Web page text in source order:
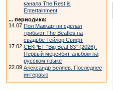
канала The Rest is
Entertainment
... периодика:
14.07 Пол Маккартни сделал
трибьют The Beatles на
свадьбе Тейлор Свифт
17.02 СЕКРЕТ "Big Beat 83" (2026).
Первый мерсибит-альбом на
русском языке
22.09 Александр Беляев. Последнее
интервью